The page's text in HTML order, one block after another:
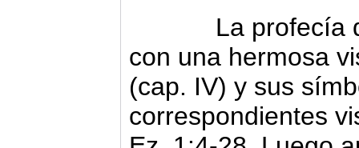
La profecía de
con una hermosa
(cap. IV) y sus
correspondientes